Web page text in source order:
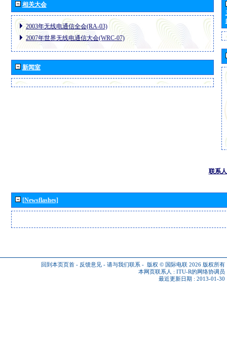
相关大会
2003年无线电通信全会(RA-03)
2007年世界无线电通信大会(WRC-07)
新闻室
联系人
[Newsflashes]
回到本页页首 - 反馈意见 - 请与我们联系 - 版权 © 国际电联 2026 版权所有
本网页联系人 : ITU-R的网络协调员
最近更新日期 : 2013-01-30